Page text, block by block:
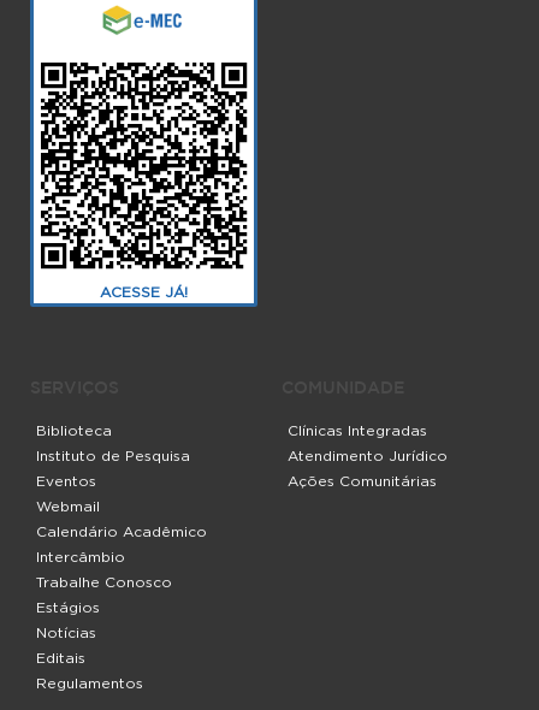
ACESSE JÁ!
Biblioteca
Instituto de Pesquisa
Eventos
Webmail
Calendário Acadêmico
Intercâmbio
Trabalhe Conosco
Estágios
Notícias
Editais
Regulamentos
Clínicas Integradas
Atendimento Jurídico
Ações Comunitárias